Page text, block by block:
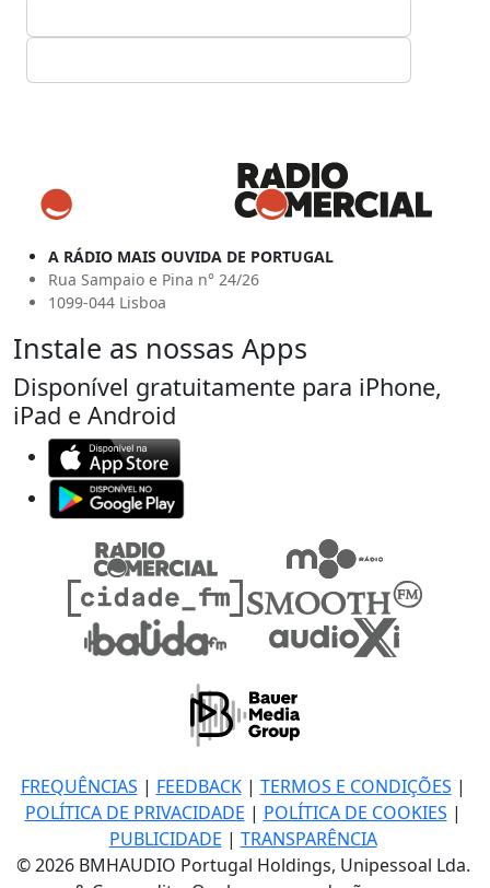
A RÁDIO MAIS OUVIDA DE PORTUGAL
Rua Sampaio e Pina n° 24/26
1099-044 Lisboa
Instale as nossas Apps
Disponível gratuitamente para iPhone,
iPad e Android
FREQUÊNCIAS | FEEDBACK| TERMOS E CONDIÇÕES |
POLÍTICA DE PRIVACIDADE | POLÍTICA DE COOKIES |
PUBLICIDADE | TRANSPARÊNCIA
© 2026 BMHAUDIO Portugal Holdings, Unipessoal Lda.